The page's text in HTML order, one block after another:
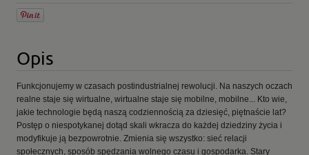
Opis
Funkcjonujemy w czasach postindustrialnej rewolucji. Na naszych oczach
realne staje się wirtualne, wirtualne staje się mobilne, mobilne... Kto wie,
jakie technologie będą naszą codziennością za dziesięć, piętnaście lat?
Postęp o niespotykanej dotąd skali wkracza do każdej dziedziny życia i
modyfikuje ją bezpowrotnie. Zmienia się wszystko: sieć relacji
społecznych, sposób spędzania wolnego czasu i gospodarka. Stary